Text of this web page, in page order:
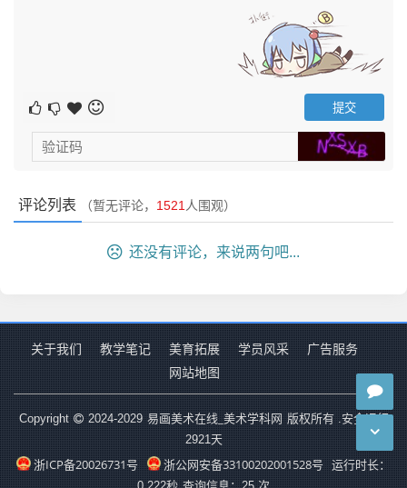
评论列表 （暂无评论， 1521 人围观）
还没有评论，来说两句吧...
关于我们 教学笔记 美育拓展 学员风采
广告服务
网站地图
Copyright 2024-2029 易画美术在线_美术学科网 版权所有 .安全运行
2921天
浙ICP备20026731号 浙公网安备33100202001528号
运行时长：